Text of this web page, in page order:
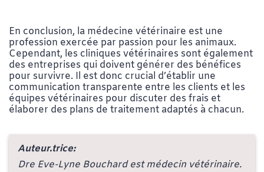
En conclusion, la médecine vétérinaire est une
profession exercée par passion pour les animaux.
Cependant, les cliniques vétérinaires sont également
des entreprises qui doivent générer des bénéfices
pour survivre. Il est donc crucial d’établir une
communication transparente entre les clients et les
équipes vétérinaires pour discuter des frais et
élaborer des plans de traitement adaptés à chacun.
Auteur.trice:
Dre Eve-Lyne Bouchard est médecin vétérinaire.